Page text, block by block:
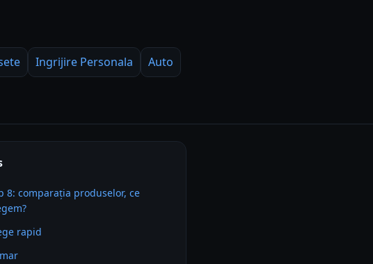
Ingrijire Personala
Auto
8: comparația produselor, ce
rapid